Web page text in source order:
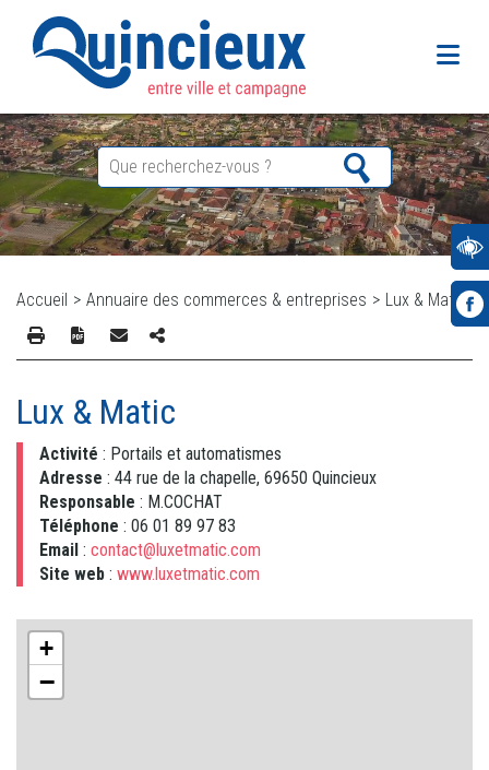
Accueil > Annuaire des commerces & entreprises > Lux & Matic
Lux & Matic
Activité : Portails et automatismes
Adresse : 44 rue de la chapelle, 69650 Quincieux
Responsable : M.COCHAT
Téléphone : 06 01 89 97 83
Email : contact@luxetmatic.com
Site web : www.luxetmatic.com
+
−